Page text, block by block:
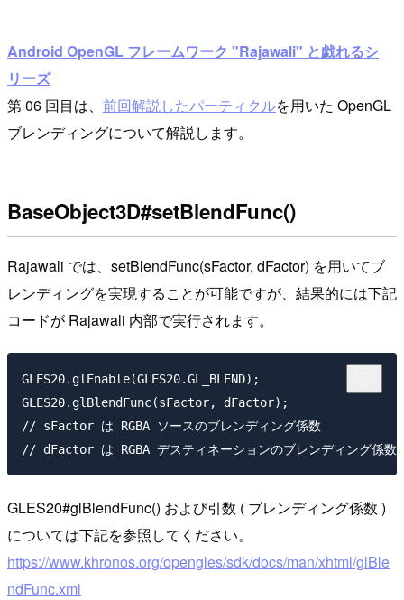
Android OpenGL フレームワーク "Rajawali" と戯れるシ
リーズ
第 06 回目は、 前回解説したパーティクルを用いた OpenGL
ブレンディングについて解説します。
BaseObject3D#setBlendFunc()
Rajawali では、setBlendFunc(sFactor, dFactor) を用いてブ
レンディングを実現することが可能ですが、結果的には下記
コードが Rajawali 内部で実行されます。
GLES20.glEnable(GLES20.GL_BLEND);
GLES20.glBlendFunc(sFactor, dFactor);
// sFactor は RGBA ソースのブレンディング係数
GLES20#glBlendFunc() および引数 ( ブレンディング係数 )
については下記を参照してください。
https://www.khronos.org/opengles/sdk/docs/man/xhtml/glBle
ndFunc.xml